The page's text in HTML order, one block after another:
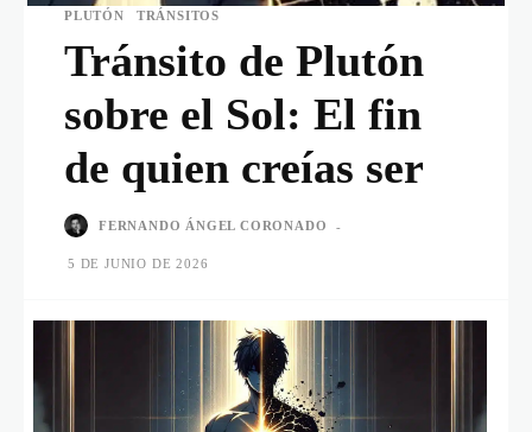
PLUTÓN TRÁNSITOS
Tránsito de Plutón
sobre el Sol: El fin
de quien creías ser
FERNANDO ÁNGEL CORONADO -
5 DE JUNIO DE 2026